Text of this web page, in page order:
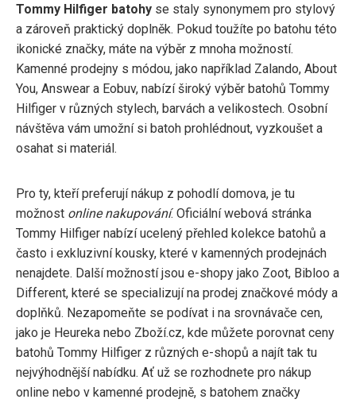
Tommy Hilfiger batohy se staly synonymem pro stylový
a zároveň praktický doplněk. Pokud toužíte po batohu této
ikonické značky, máte na výběr z mnoha možností.
Kamenné prodejny s módou, jako například Zalando, About
You, Answear a Eobuv, nabízí široký výběr batohů Tommy
Hilfiger v různých stylech, barvách a velikostech. Osobní
návštěva vám umožní si batoh prohlédnout, vyzkoušet a
osahat si materiál.
Pro ty, kteří preferují nákup z pohodlí domova, je tu
možnost online nakupování. Oficiální webová stránka
Tommy Hilfiger nabízí ucelený přehled kolekce batohů a
často i exkluzivní kousky, které v kamenných prodejnách
nenajdete. Další možností jsou e-shopy jako Zoot, Bibloo a
Different, které se specializují na prodej značkové módy a
doplňků. Nezapomeňte se podívat i na srovnávače cen,
jako je Heureka nebo Zboží.cz, kde můžete porovnat ceny
batohů Tommy Hilfiger z různých e-shopů a najít tak tu
nejvýhodnější nabídku. Ať už se rozhodnete pro nákup
online nebo v kamenné prodejně, s batohem značky